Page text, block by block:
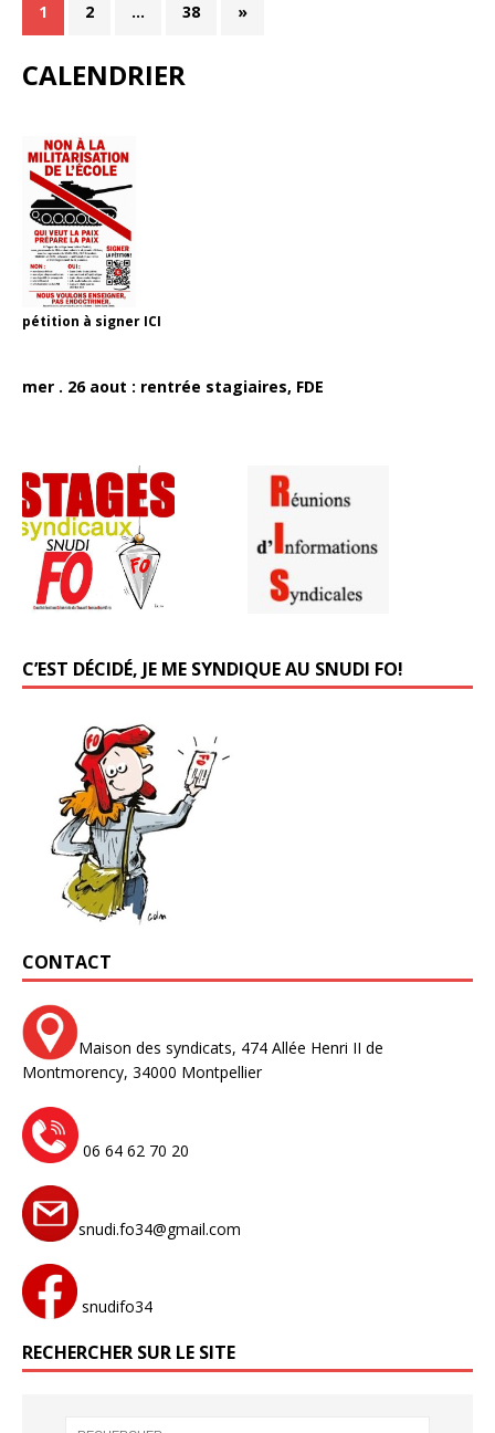
1 2 … 38 »
CALENDRIER
pétition à signer ICI
mer . 26 aout : rentrée stagiaires, FDE
C’EST DÉCIDÉ, JE ME SYNDIQUE AU SNUDI FO!
CONTACT
Maison des syndicats, 474 Allée Henri II de
Montmorency, 34000 Montpellier
06 64 62 70 20
snudi.fo34@gmail.com
snudifo34
RECHERCHER SUR LE SITE